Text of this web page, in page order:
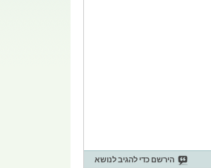
הירשם כדי להגיב לנושא